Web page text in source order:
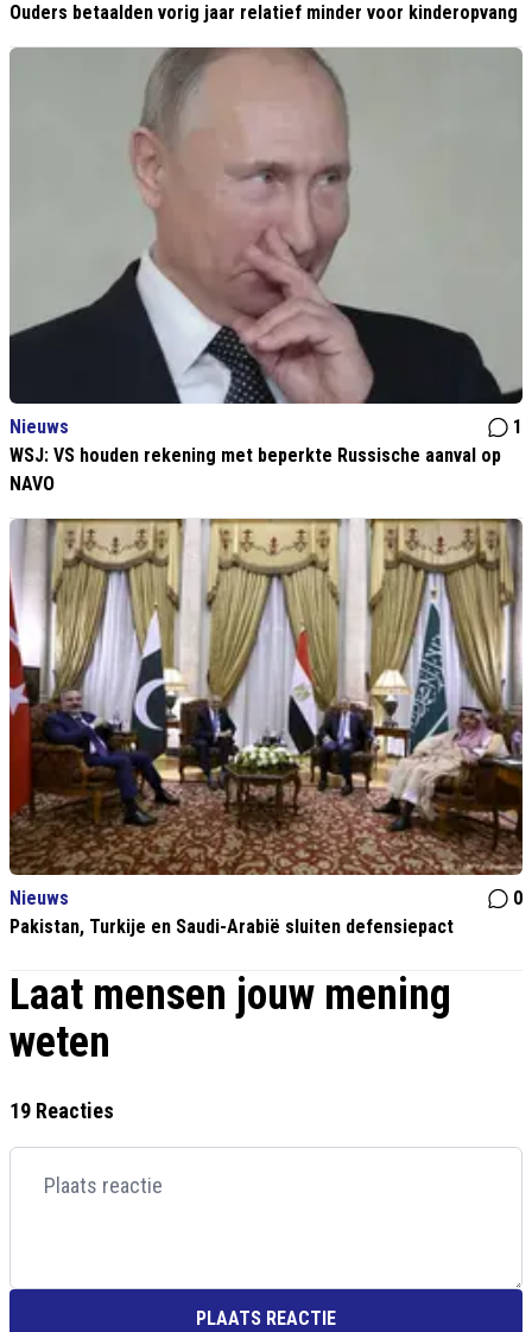
Ouders betaalden vorig jaar relatief minder voor kinderopvang
Nieuws
1
WSJ: VS houden rekening met beperkte Russische aanval op
NAVO
Nieuws
0
Pakistan, Turkije en Saudi-Arabië sluiten defensiepact
Laat mensen jouw mening
weten
19 Reacties
PLAATS REACTIE